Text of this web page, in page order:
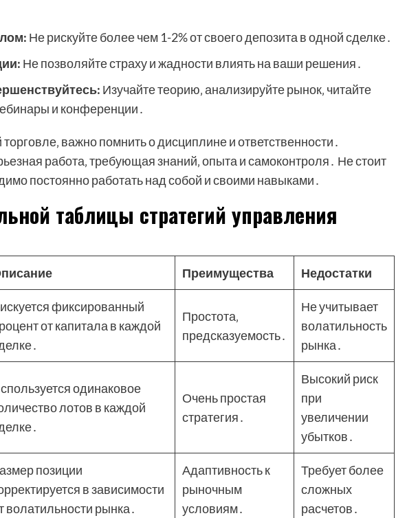
Не рискуйте более чем 1-2% от своего депозита в одной сделке․
Не позволяйте страху и жадности влиять на ваши решения․
Изучайте теорию‚ анализируйте рынок‚ читайте
и конференции․
важно помнить о дисциплине и ответственности․
работа‚ требующая знаний‚ опыта и самоконтроля․ Не стоит
постоянно работать над собой и своими навыками․
таблицы стратегий управления
Преимущества Недостатки
фиксированный
от капитала в каждой
Простота‚
предсказуемость․
Не учитывает
волатильность
рынка․
одинаковое
лотов в каждой
Очень простая
стратегия․
Высокий риск
при
увеличении
убытков․
позиции
в зависимости
волатильности рынка․
Адаптивность к
рыночным
условиям․
Требует более
сложных
расчетов․